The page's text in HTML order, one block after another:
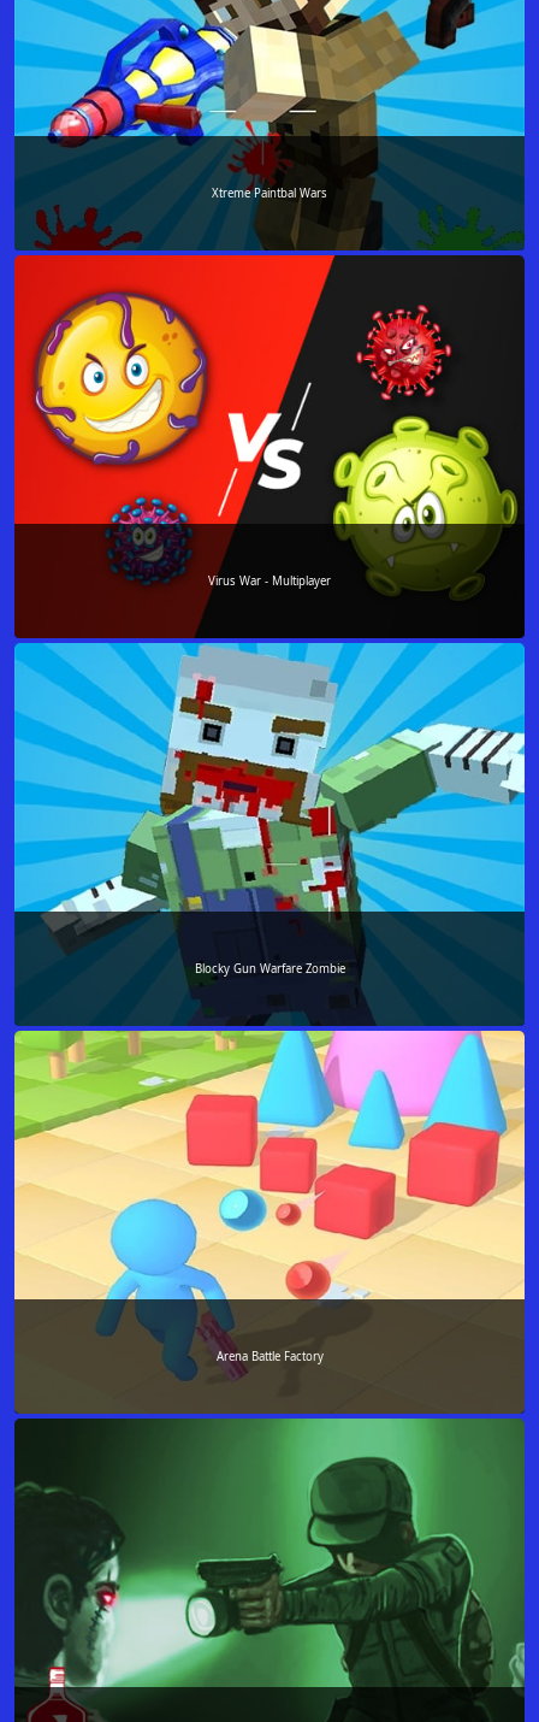
Xtreme Paintbal Wars
Virus War - Multiplayer
Blocky Gun Warfare Zombie
Arena Battle Factory